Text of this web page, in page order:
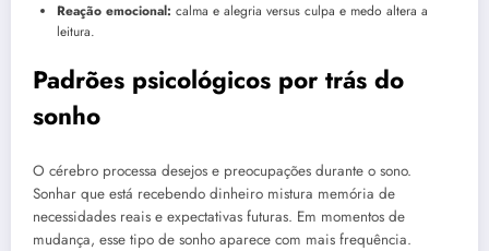
Reação emocional: calma e alegria versus culpa e medo altera a
leitura.
Padrões psicológicos por trás do
sonho
O cérebro processa desejos e preocupações durante o sono.
Sonhar que está recebendo dinheiro mistura memória de
necessidades reais e expectativas futuras. Em momentos de
mudança, esse tipo de sonho aparece com mais frequência.